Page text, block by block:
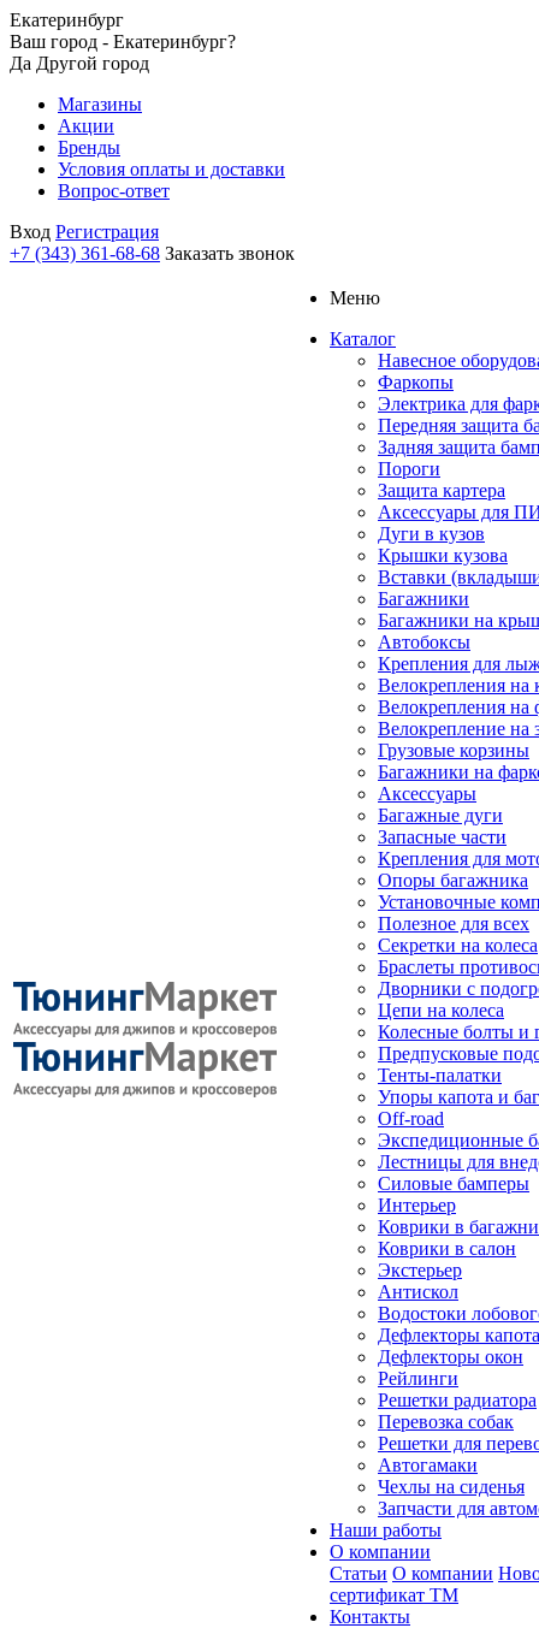
Екатеринбург
Ваш город - Екатеринбург?
Да Другой город
Магазины
Акции
Бренды
Условия оплаты и доставки
Вопрос-ответ
Вход Регистрация
+7 (343) 361-68-68 Заказать звонок
Меню
Каталог
Навесное
Фаркопы
Электрика для
Передняя защита
Задняя защита
Пороги
Защита картера
Аксессуары для
Дуги в кузов
Крышки кузова
Вставки
Багажники
Багажники на
Автобоксы
Крепления для
Велокрепления
Велокрепления на
Велокрепление на
Грузовые корзины
Багажники на
Аксессуары
Багажные дуги
Запасные части
Крепления для
Опоры багажника
Установочные
Полезное для всех
Секретки на колеса
Браслеты
Дворники с
Цепи на колеса
Колесные болты и
Предпусковые
Тенты-палатки
Упоры капота и
Off-road
Экспедиционные
Лестницы для
Силовые бамперы
Интерьер
Коврики в
Коврики в салон
Экстерьер
Антискол
Водостоки
Дефлекторы капота
Дефлекторы окон
Рейлинги
Решетки радиатора
Перевозка собак
Решетки для
Автогамаки
Чехлы на сиденья
Запчасти для
Наши работы
О компании
Статьи О компании
сертификат ТМ
Контакты